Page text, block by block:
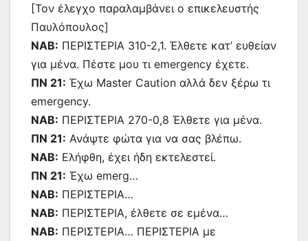
[Τον έλεγχο παραλαμβάνει ο επικελευστής
Παυλόπουλος]
ΝΑΒ: ΠΕΡΙΣΤΕΡΙΑ 310-2,1. Έλθετε κατ’ ευθείαν
για μένα. Πέστε μου τι emergency έχετε.
ΠΝ 21: Έχω Master Caution αλλά δεν ξέρω τι
emergency.
ΝΑΒ: ΠΕΡΙΣΤΕΡΙΑ 270-0,8 Έλθετε για μένα.
ΠΝ 21: Ανάψτε φώτα για να σας βλέπω.
ΝΑΒ: Ελήφθη, έχει ήδη εκτελεστεί.
ΠΝ 21: Έχω emerg…
NAB: ΠΕΡΙΣΤΕΡΙΑ…
NAB: ΠΕΡΙΣΤΕΡΙΑ, έλθετε σε εμένα…
NAB: ΠΕΡΙΣΤΕΡΙΑ… ΠΕΡΙΣΤΕΡΙΑ με